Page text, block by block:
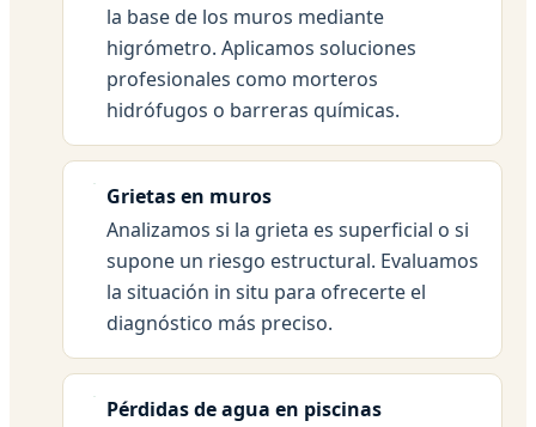
la base de los muros mediante
higrómetro. Aplicamos soluciones
profesionales como morteros
hidrófugos o barreras químicas.
Grietas en muros
Analizamos si la grieta es superficial o si
supone un riesgo estructural. Evaluamos
la situación in situ para ofrecerte el
diagnóstico más preciso.
Pérdidas de agua en piscinas